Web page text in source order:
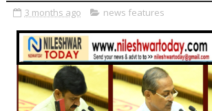
3 months ago news features